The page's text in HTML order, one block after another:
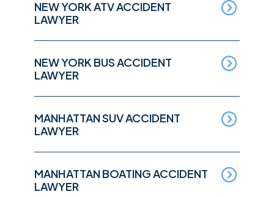
NEW YORK ATV ACCIDENT
LAWYER
NEW YORK BUS ACCIDENT
LAWYER
MANHATTAN SUV ACCIDENT
LAWYER
MANHATTAN BOATING ACCIDENT
LAWYER